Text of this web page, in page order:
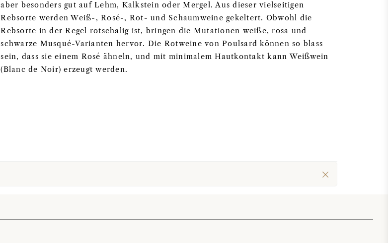
aber besonders gut auf Lehm, Kalkstein oder Mergel. Aus dieser vielseitigen
Rebsorte werden Weiß-, Rosé-, Rot- und Schaumweine gekeltert. Obwohl die
Rebsorte in der Regel rotschalig ist, bringen die Mutationen weiße, rosa und
schwarze Musqué-Varianten hervor. Die Rotweine von Poulsard können so blass
sein, dass sie einem Rosé ähneln, und mit minimalem Hautkontakt kann Weißwein
(Blanc de Noir) erzeugt werden.